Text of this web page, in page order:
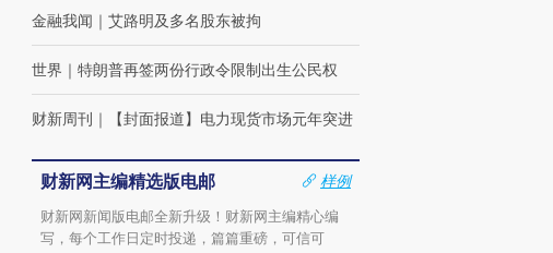
金融我闻 ｜ 艾路明及多名股东被拘
世界 ｜ 特朗普再签两份行政令限制出生公民权
财新周刊 ｜ 【封面报道】电力现货市场元年突进
财新网主编精选版电邮
样例
财新网新闻版电邮全新升级！财新网主编精心编
写，每个工作日定时投递，篇篇重磅，可信可